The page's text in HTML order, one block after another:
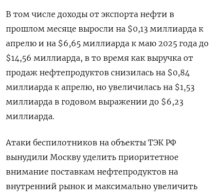
В том числе доходы от экспорта нефти в
прошлом ‌месяце выросли на $0,13 миллиарда к
апрелю и на $6,65 миллиарда к маю 2025 года ​до
$14,56 миллиарда, в то время как выручка от
продаж нефтепродуктов снизилась на $0,84
миллиарда к ‌апрелю, но увеличилась на $1,53
миллиарда в годовом выражении до $6,23
миллиарда.
Атаки беспилотников на объекты ТЭК РФ
вынудили Москву уделить приоритетное
внимание поставкам нефтепродуктов на
внутренний рынок и ​максимально увеличить